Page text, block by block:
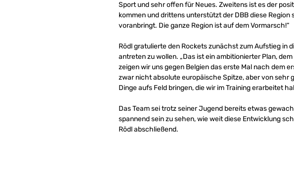
Sport und sehr offen für Neues. Zweitens ist es der
kommen und drittens unterstützt der DBB diese
voranbringt. Die ganze Region ist auf dem Vormarsch!“
Rödl gratulierte den Rockets zunächst zum Aufstieg in
antreten zu wollen. „Das ist ein ambitionierter Plan,
zeigen wir uns gegen Belgien das erste Mal nach dem
zwar nicht absolute europäische Spitze, aber von sehr
Dinge aufs Feld bringen, die wir im Training erarbeitet
Das Team sei trotz seiner Jugend bereits etwas
spannend sein zu sehen, wie weit diese Entwicklung
Rödl abschließend.